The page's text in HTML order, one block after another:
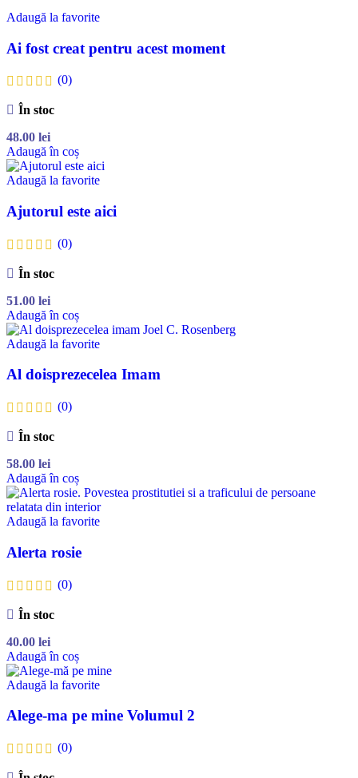
Adaugă la favorite
Ai fost creat pentru acest moment
(0)
În stoc
48.00 lei
Adaugă în coș
Adaugă la favorite
Ajutorul este aici
(0)
În stoc
51.00 lei
Adaugă în coș
Adaugă la favorite
Al doisprezecelea Imam
(0)
În stoc
58.00 lei
Adaugă în coș
Adaugă la favorite
Alerta rosie
(0)
În stoc
40.00 lei
Adaugă în coș
Adaugă la favorite
Alege-ma pe mine Volumul 2
(0)